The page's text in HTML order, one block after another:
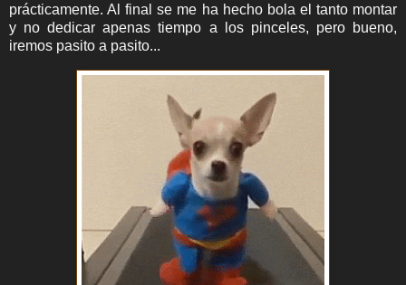
prácticamente. Al final se me ha hecho bola el tanto montar
y no dedicar apenas tiempo a los pinceles, pero bueno,
iremos pasito a pasito...